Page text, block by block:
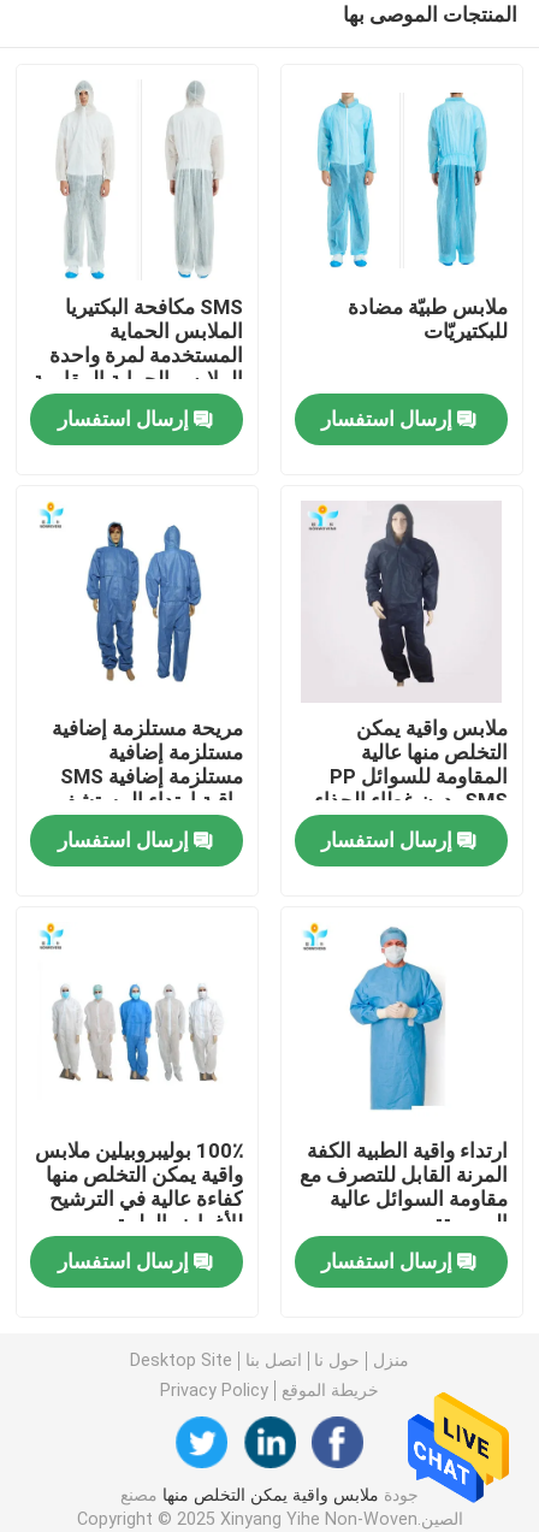
مسكن
معلومات عنا
جولة في المعمل
مراقبة الجودة
اتصل بنا
اطلب اقتباس
ملابس واقية يمكن التخلص منها
معطف واقي يمكن التخلص منه
ثوب جراحي يمكن التخلص منه
PP أقمشة غير منسوجة
ثوب العزلة المتاح
معطف مختبر يمكن التخلص منه
العباءات الكيمونو المتاح
المنتجات الموصى بها
ملابس طبيّة مضادة
للبكتيريّات
إرسال استفسار
SMS مكافحة البكتيريا
الملابس الحماية
المستخدمة لمرة واحدة
الملابس الحماية المقاومة
للماء الملابس الحماية
للمستشفىإرسال استفسار
ملابس واقية يمكن
التخلص منها عالية
المقاومة للسوائل PP
SMS بدون غطاء الحذاء
إرسال استفسار
مريحة مستلزمة إضافية
مستلزمة إضافية
مستلزمة إضافية SMS
واقية ارتداء المستشفى
العدو
إرسال استفسار
ارتداء واقية الطبية الكفة
المرنة القابل للتصرف مع
مقاومة السوائل عالية
السوستة
إرسال استفسار
100٪ بوليبروبيلين ملابس
واقية يمكن التخلص منها
كفاءة عالية في الترشيح
للأغراض الطبية
إرسال استفسار
منزل حول نا اتصل بنا
Desktop Site
خريطة الموقع
Privacy Policy
جودة ملابس واقية يمكن التخلص منها مصنع
الصين.Copyright © 2025 Xinyang Yihe Non-Woven